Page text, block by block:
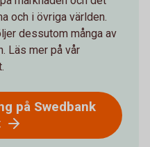
och i övriga världen.
dessutom många av
Läs mer på vår
på Swedbank